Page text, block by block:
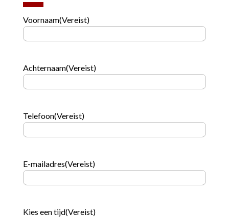
Voornaam(Vereist)
Achternaam(Vereist)
Telefoon(Vereist)
E-mailadres(Vereist)
Kies een tijd(Vereist)